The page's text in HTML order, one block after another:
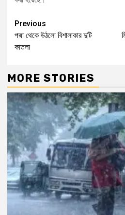
Previous
পদ্মা থেকে উঠলো বিশালাকার দুটি
কাতলা
MORE STORIES